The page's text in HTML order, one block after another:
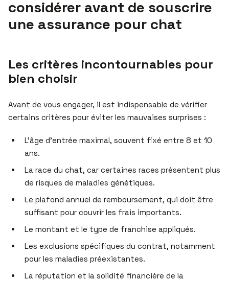
considérer avant de souscrire
une assurance pour chat
Les critères incontournables pour
bien choisir
Avant de vous engager, il est indispensable de vérifier
certains critères pour éviter les mauvaises surprises :
L’âge d’entrée maximal, souvent fixé entre 8 et 10
ans.
La race du chat, car certaines races présentent plus
de risques de maladies génétiques.
Le plafond annuel de remboursement, qui doit être
suffisant pour couvrir les frais importants.
Le montant et le type de franchise appliqués.
Les exclusions spécifiques du contrat, notamment
pour les maladies préexistantes.
La réputation et la solidité financière de la